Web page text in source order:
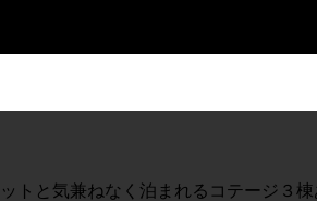
と気兼ねなく泊まれるコテージ３